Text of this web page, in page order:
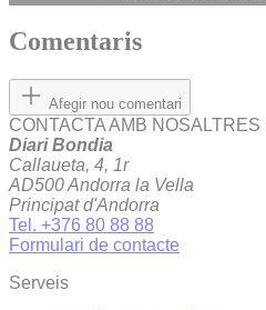
Comentaris
Afegir nou comentari
CONTACTA AMB NOSALTRES
Diari Bondia
Callaueta, 4, 1r
AD500 Andorra la Vella
Principat d'Andorra
Tel. +376 80 88 88
Formulari de contacte
Serveis